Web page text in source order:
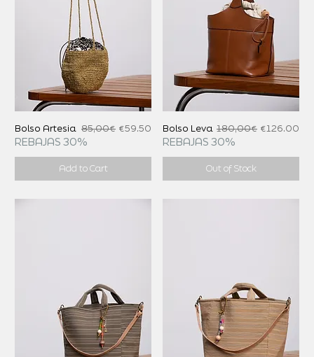
Bolso Artesia Regular Price
85,00€ Sale Price
€59.50
REBAJAS 30%
Add to Cart
Bolso Leva Regular Price
180,00€ Sale Price
€126.00
REBAJAS 30%
Out of Stock